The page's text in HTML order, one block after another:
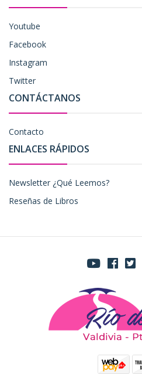
Youtube
Facebook
Instagram
Twitter
CONTÁCTANOS
Contacto
ENLACES RÁPIDOS
Newsletter ¿Qué Leemos?
Reseñas de Libros